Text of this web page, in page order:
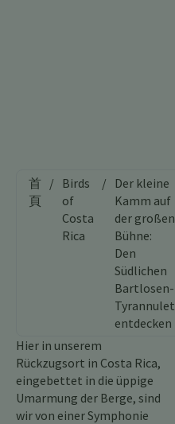
首
頁
/ Birds
of
Costa
Rica
/ Der kleine
Kamm auf
der großen
Bühne:
Den
Südlichen
Bartlosen-
Tyrannulet
entdecken
Hier in unserem
Rückzugsort in Costa Rica,
eingebettet in die üppige
Umarmung der Berge, sind
wir von einer Symphonie